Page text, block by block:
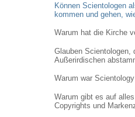
Können Scientologen
kommen und gehen,
Warum hat die Kirche
Glauben Scientologen,
Außerirdischen
Warum war
Warum gibt es auf
Copyrights und